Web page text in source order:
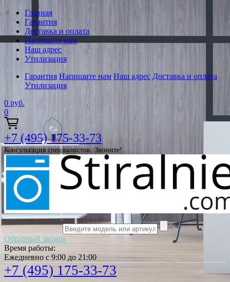
Главная
Гарантия
Доставка и оплата
Напишите нам
Наш адрес
Утилизация
Гарантия Напишите нам Наш адрес Доставка и оплата
Утилизация
0 руб.
0
+7 (495) 175-33-73
Консультация специалистов. Звоните!
Обратный звонок
Время работы:
Ежедневно с 9:00 до 21:00
+7 (495) 175-33-73